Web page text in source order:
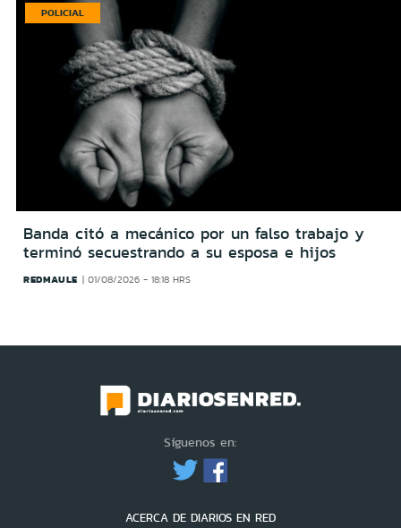
POLICIAL
Banda citó a mecánico por un falso trabajo y
terminó secuestrando a su esposa e hijos
REDMAULE 01/08/2026 - 18:18 HRS
Síguenos en:
ACERCA DE DIARIOS EN RED